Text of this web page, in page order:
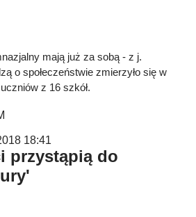
mają już za sobą - z j.
o społeczeństwie zmierzyło się w
z 16 szkół.
18:41
przystąpią do